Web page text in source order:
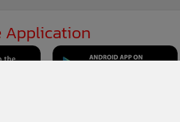
Application